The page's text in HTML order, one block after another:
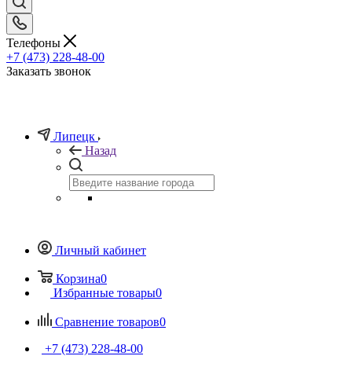
Телефоны
+7 (473) 228-48-00
Заказать звонок
Липецк
Назад
Личный кабинет
Корзина0
Избранные товары0
Сравнение товаров0
+7 (473) 228-48-00